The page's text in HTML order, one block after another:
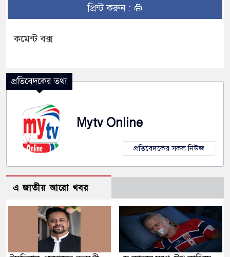
প্রিন্ট করুন :
কমেন্ট বক্স
প্রতিবেদকের তথ্য
Mytv Online
প্রতিবেদকের সকল নিউজ
এ জাতীয় আরো খবর